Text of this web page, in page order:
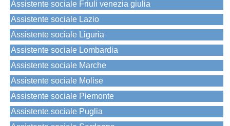
Assistente sociale Friuli venezia giulia
Assistente sociale Lazio
Assistente sociale Liguria
Assistente sociale Lombardia
Assistente sociale Marche
Assistente sociale Molise
Assistente sociale Piemonte
Assistente sociale Puglia